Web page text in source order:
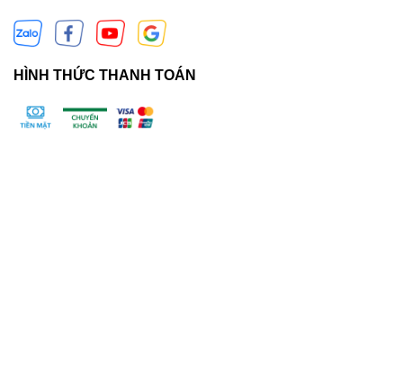
HÌNH THỨC THANH TOÁN